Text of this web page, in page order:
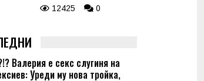
12425 0
Валерия е секс слугиня на
Уреди му нова тройка,